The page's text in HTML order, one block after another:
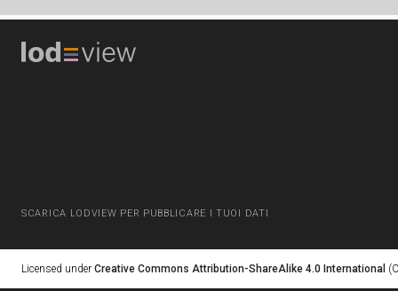
SCARICA LODVIEW PER PUBBLICARE I TUOI DATI
Licensed under Creative Commons Attribution-ShareAlike 4.0 International